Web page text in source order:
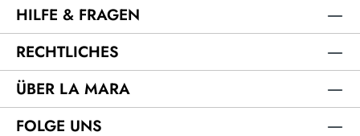
HILFE & FRAGEN
RECHTLICHES
ÜBER LA MARA
FOLGE UNS